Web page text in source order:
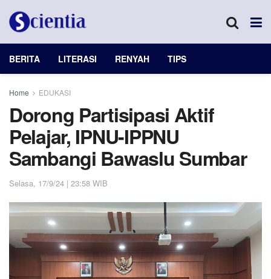
BERITA LITERASI RENYAH TIPS
Home EDUKASI
Dorong Partisipasi Aktif
Pelajar, IPNU-IPPNU
Sambangi Bawaslu Sumbar
Selasa, 17/9/24 | 23:58 WIB